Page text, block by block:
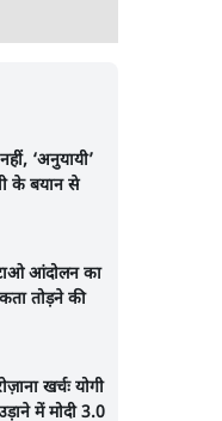
नहीं, ‘अनुयायी’
के बयान से
आंदोलन का
तोड़ने की
खर्चः योगी
में मोदी 3.0